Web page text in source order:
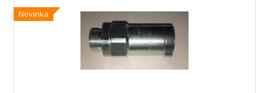
Novinka